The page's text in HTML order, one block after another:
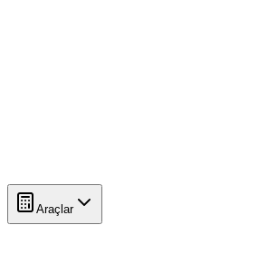
Araçlar